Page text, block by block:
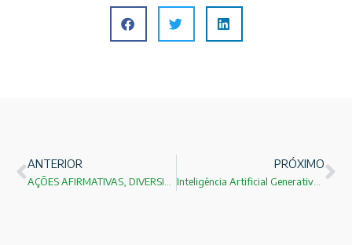
ANTERIOR PRÓXIMO
Inteligência Artificial Generativa e Revisões Sistemáticas: uma nova revolução metodológica na pesquisa científica